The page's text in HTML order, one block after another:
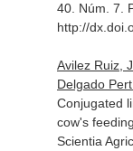
40. Núm. 7.
http://
Avilez Ruiz,
Delgado
Conjugated
cow's
Scientia